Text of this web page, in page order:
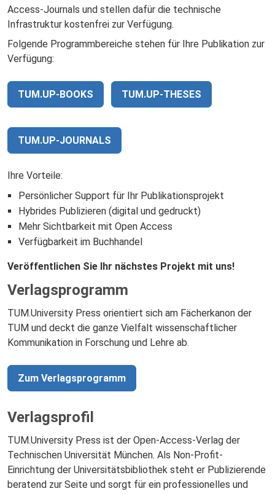
Access-Journals und stellen dafür die technische
Infrastruktur kostenfrei zur Verfügung.
Folgende Programmbereiche stehen für Ihre Publikation zur
Verfügung:
TUM.UP-BOOKS TUM.UP-THESES
TUM.UP-JOURNALS
Ihre Vorteile:
Persönlicher Support für Ihr Publikationsprojekt
Hybrides Publizieren (digital und gedruckt)
Mehr Sichtbarkeit mit Open Access
Verfügbarkeit im Buchhandel
Veröffentlichen Sie Ihr nächstes Projekt mit uns!
Verlagsprogramm
TUM.University Press orientiert sich am Fächerkanon der
TUM und deckt die ganze Vielfalt wissenschaftlicher
Kommunikation in Forschung und Lehre ab.
Zum Verlagsprogramm
Verlagsprofil
TUM.University Press ist der Open-Access-Verlag der
Technischen Universität München. Als Non-Profit-
Einrichtung der Universitätsbibliothek steht er Publizierende
beratend zur Seite und sorgt für ein professionelles und